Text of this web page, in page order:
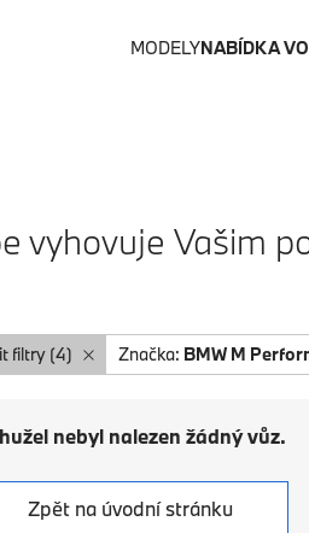
MODELYNABÍDKA
vyhovuje Vašim
filtry (4) Značka: BMW M
nebyl nalezen žádný vůz.
Zpět na úvodní stránku